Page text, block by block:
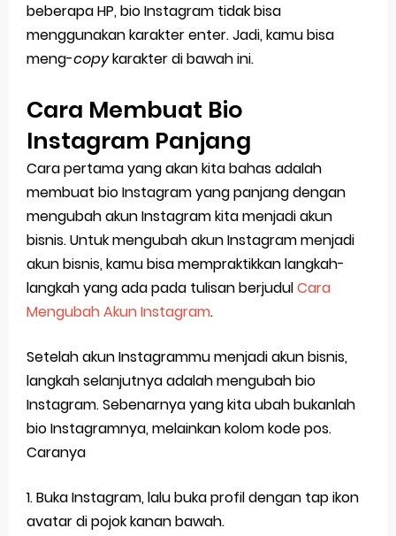
beberapa HP, bio Instagram tidak bisa
menggunakan karakter enter. Jadi, kamu bisa
meng-copykarakter di bawah ini.
Cara Membuat Bio
Instagram Panjang
Cara pertama yang akan kita bahas adalah
membuat bio Instagram yang panjang dengan
mengubah akun Instagram kita menjadi akun
bisnis. Untuk mengubah akun Instagram menjadi
akun bisnis, kamu bisa mempraktikkan langkah-
langkah yang ada pada tulisan berjudulCara
Mengubah Akun Instagram.
Setelah akun Instagrammu menjadi akun bisnis,
langkah selanjutnya adalah mengubah bio
Instagram. Sebenarnya yang kita ubah bukanlah
bio Instagramnya, melainkan kolom kode pos.
Caranya
1. Buka Instagram, lalu buka profil dengan tap ikon
avatar di pojok kanan bawah.